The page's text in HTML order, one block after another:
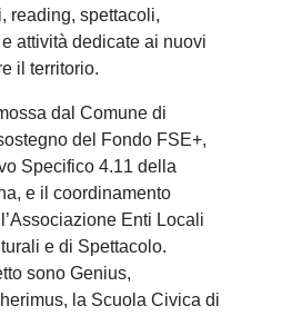
reading, spettacoli,
attività dedicate ai nuovi
il territorio.
dal Comune di
del Fondo FSE+,
Specifico 4.11 della
e il coordinamento
Enti Locali
e di Spettacolo.
sono Genius,
la Scuola Civica di